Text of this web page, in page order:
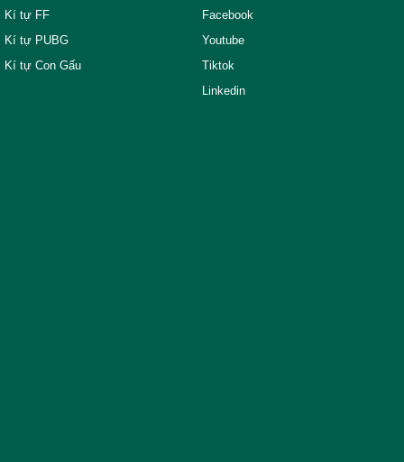
Kí tự FF
Kí tự PUBG
Kí tự Con Gấu
Facebook
Youtube
Tiktok
Linkedin